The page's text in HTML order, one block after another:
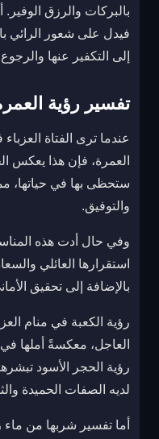
بالبركات والرزق
فيدل على شعور الرائي
إلى التكفير عنها
تفسير رؤية
عندما ترى الفتاة
العمرة، فإن هذا يعكس
ستحظى بها في حياتها،
والتوفيق.
وفي حال أدت هذه
استقرارها العائلي
بالإضافة إلى تحقيق
رؤية الكعبة في منام
العاجل، معكسةً أملها
رؤية الحجر الأسود
لديه الصفات الحميدة
أما تفسير شربها من